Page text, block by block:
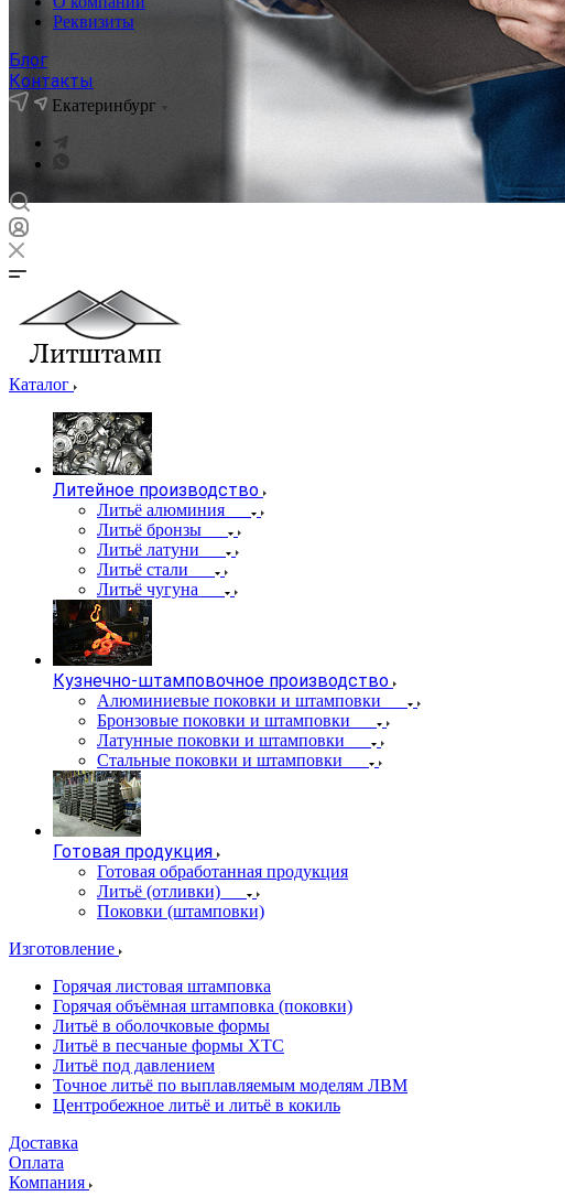
Реквизиты
Блог
Контакты
Екатеринбург
Каталог
Литейное производство
Литьё алюминия
Литьё бронзы
Литьё латуни
Литьё стали
Литьё чугуна
Кузнечно-штамповочное производство
Алюминиевые поковки и штамповки
Бронзовые поковки и штамповки
Латунные поковки и штамповки
Стальные поковки и штамповки
Готовая продукция
Готовая обработанная продукция
Литьё (отливки)
Поковки (штамповки)
Изготовление
Горячая листовая штамповка
Горячая объёмная штамповка (поковки)
Литьё в оболочковые формы
Литьё в песчаные формы ХТС
Литьё под давлением
Точное литьё по выплавляемым моделям ЛВМ
Центробежное литьё и литьё в кокиль
Доставка
Оплата
Компания